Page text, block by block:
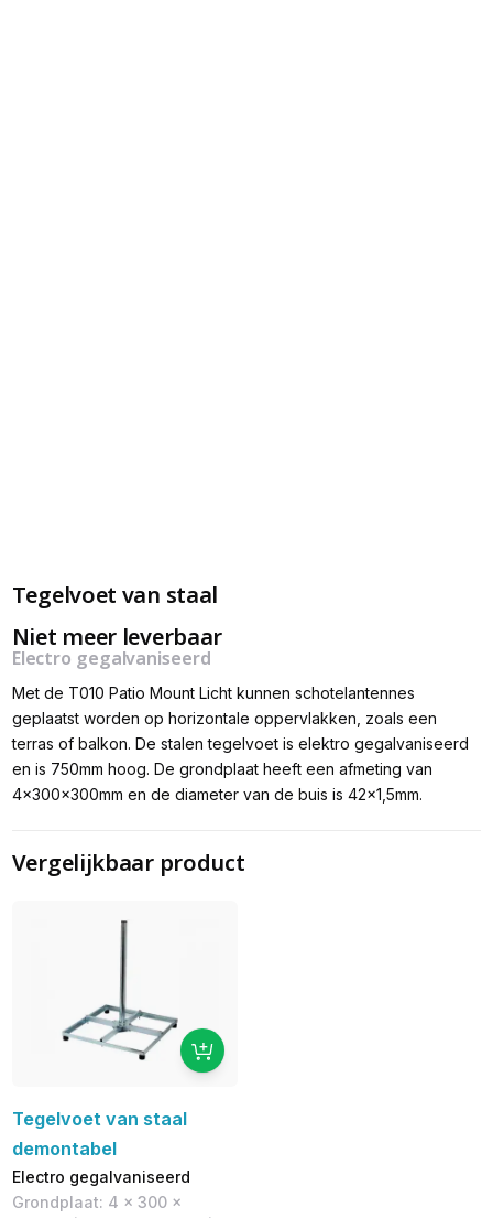
Tegelvoet van staal
Niet meer leverbaar
Electro gegalvaniseerd
Met de T010 Patio Mount Licht kunnen schotelantennes
geplaatst worden op horizontale oppervlakken, zoals een
terras of balkon. De stalen tegelvoet is elektro gegalvaniseerd
en is 750mm hoog. De grondplaat heeft een afmeting van
4x300x300mm en de diameter van de buis is 42x1,5mm.
Vergelijkbaar product
Tegelvoet van staal
demontabel
Electro gegalvaniseerd
Grondplaat: 4 x 300 x